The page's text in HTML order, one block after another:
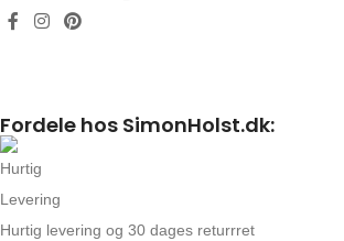
Fordele hos SimonHolst.dk:
Hurtig levering og 30 dages returrret